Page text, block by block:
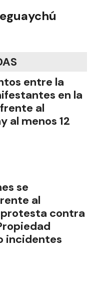
entre la
en la
al
al menos 12
se
al
protesta contra
incidentes